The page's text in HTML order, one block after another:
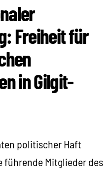
Freiheit für
in Gilgit-
politischer Haft
führende Mitglieder des